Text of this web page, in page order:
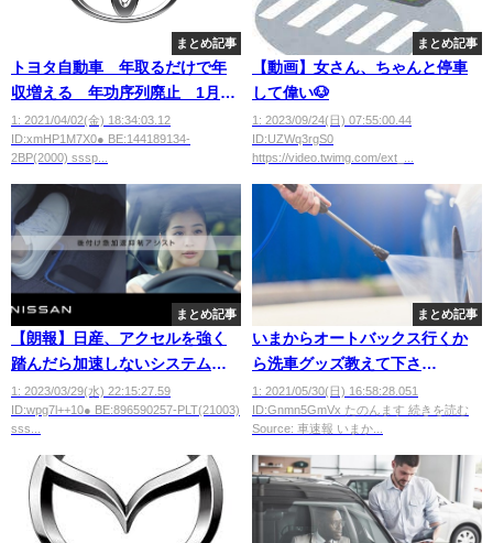
まとめ記事
トヨタ自動車 年取るだけで年
収増える 年功序列廃止 1月か
ら１００％成果年俸制導入
1: 2021/04/02(金) 18:34:03.12
ID:xmHP1M7X0● BE:144189134-
2BP(2000) sssp...
まとめ記事
【動画】女さん、ちゃんと停車
して偉い🐶
1: 2023/09/24(日) 07:55:00.44
ID:UZWq3rgS0
https://video.twimg.com/ext_...
まとめ記事
【朗報】日産、アクセルを強く
踏んだら加速しないシステムを
開発wwwwwww
1: 2023/03/29(水) 22:15:27.59
ID:wpg7l++10● BE:896590257-PLT(21003)
sss...
まとめ記事
いまからオートバックス行くか
ら洗車グッズ教えて下さ
い！！！
1: 2021/05/30(日) 16:58:28.051
ID:Gnmn5GmVx たのんます 続きを読む
Source: 車速報 いまか...